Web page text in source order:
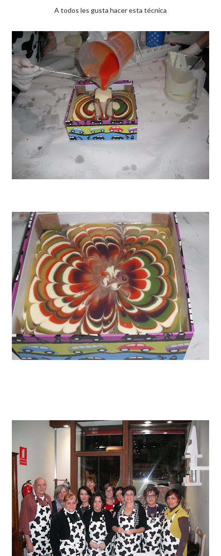
A todos les gusta hacer esta técnica